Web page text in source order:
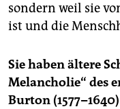
sondern weil sie
ist und die
Sie haben ältere
Melancholie“ des
Burton